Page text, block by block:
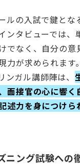
ルの入試で鍵とな
ンタビューでは、
でなく、自分の意
力が求められます
ガル講師陣は、
面接官の心に響く
述力を身につけら
ニング試験への